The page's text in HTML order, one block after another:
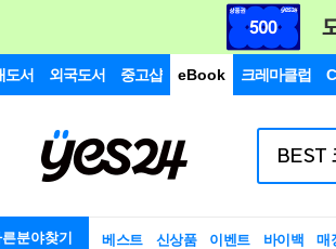
도서 외국도서 중고샵 eBook 크레마클럽
분야찾기 베스트 신상품 이벤트 바이백 매